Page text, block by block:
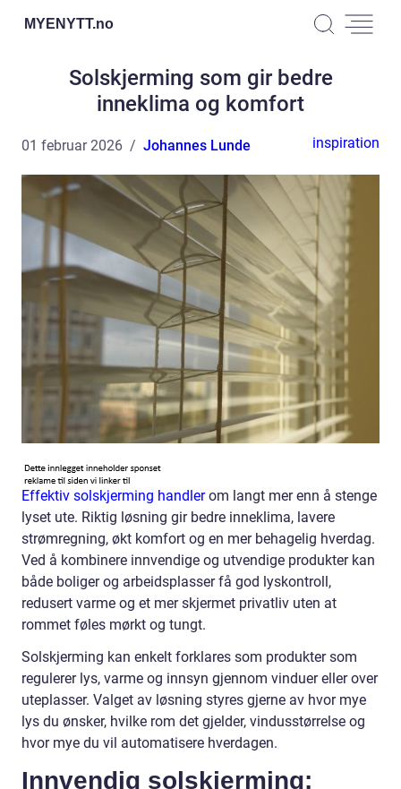
MYENYTT.no
Solskjerming som gir bedre
inneklima og komfort
01 februar 2026 Johannes Lunde inspiration
Effektiv solskjerming handlerom langt mer enn å stenge
lyset ute. Riktig løsning gir bedre inneklima, lavere
strømregning, økt komfort og en mer behagelig hverdag.
Ved å kombinere innvendige og utvendige produkter kan
både boliger og arbeidsplasser få god lyskontroll,
redusert varme og et mer skjermet privatliv uten at
rommet føles mørkt og tungt.
Solskjerming kan enkelt forklares som produkter som
regulerer lys, varme og innsyn gjennom vinduer eller over
uteplasser. Valget av løsning styres gjerne av hvor mye
lys du ønsker, hvilke rom det gjelder, vindusstørrelse og
hvor mye du vil automatisere hverdagen.
Innvendig solskjerming: